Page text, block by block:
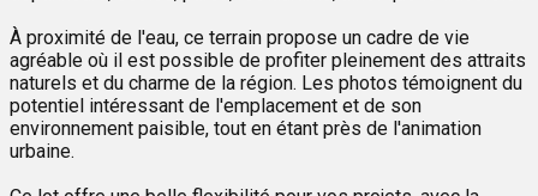
À proximité de l'eau, ce terrain propose un cadre de vie
agréable où il est possible de profiter pleinement des attraits
naturels et du charme de la région. Les photos témoignent du
potentiel intéressant de l'emplacement et de son
environnement paisible, tout en étant près de l'animation
urbaine.